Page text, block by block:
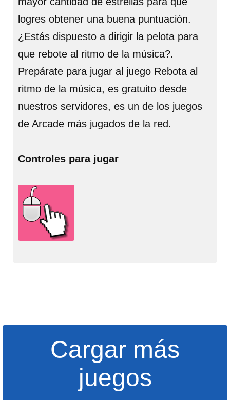
logres obtener una buena puntuación.
¿Estás dispuesto a dirigir la pelota para
que rebote al ritmo de la música?.
Prepárate para jugar al juego Rebota al
ritmo de la música, es gratuito desde
nuestros servidores, es un de los juegos
de Arcade más jugados de la red.
Controles para jugar
Cargar más
juegos